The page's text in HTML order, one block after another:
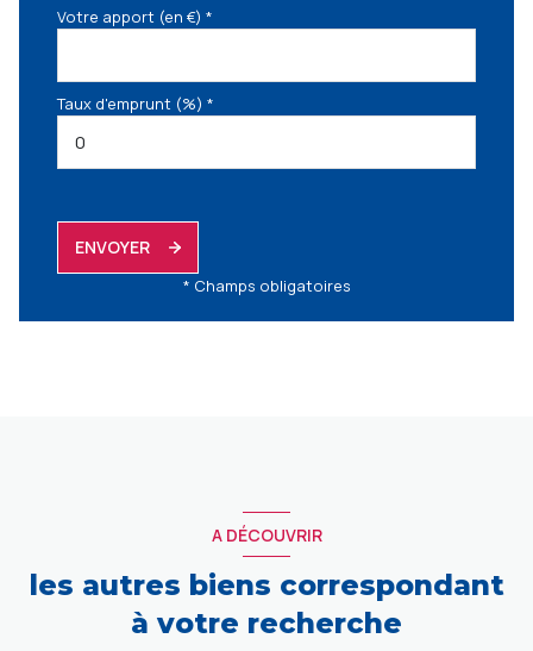
Votre apport (en €) *
Taux d'emprunt (%) *
ENVOYER
* Champs obligatoires
A DÉCOUVRIR
les autres biens correspondant
à votre recherche